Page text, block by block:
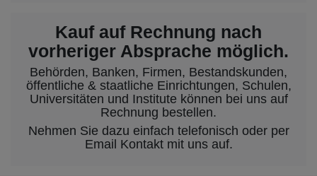
Kauf auf Rechnung nach
vorheriger Absprache möglich.
Behörden, Banken, Firmen, Bestandskunden,
öffentliche & staatliche Einrichtungen, Schulen,
Universitäten und Institute können bei uns auf
Rechnung bestellen.
Nehmen Sie dazu einfach telefonisch oder per
Email Kontakt mit uns auf.